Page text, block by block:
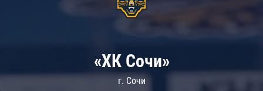
«ХК Сочи»
г. Сочи